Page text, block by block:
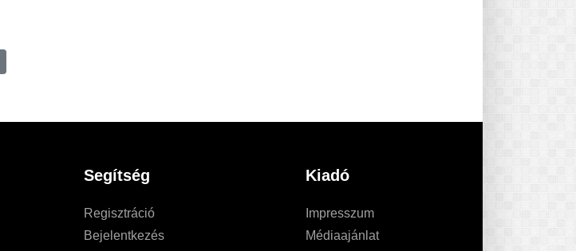
Segítség
Regisztráció
Bejelentkezés
Kiadó
Impresszum
Médiaajánlat